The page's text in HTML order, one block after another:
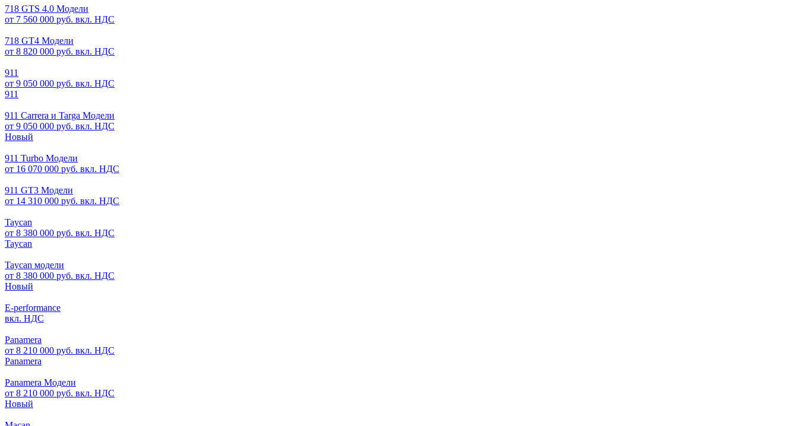
718 GTS 4.0 Модели
от 7 560 000 руб. вкл. НДС
718 GT4 Модели
от 8 820 000 руб. вкл. НДС
911
от 9 050 000 руб. вкл. НДС
911
911 Carrera и Targa Модели
от 9 050 000 руб. вкл. НДС
Новый
911 Turbo Модели
от 16 070 000 руб. вкл. НДС
911 GT3 Модели
от 14 310 000 руб. вкл. НДС
Taycan
от 8 380 000 руб. вкл. НДС
Taycan
Taycan модели
от 8 380 000 руб. вкл. НДС
Новый
E-performance
вкл. НДС
Panamera
от 8 210 000 руб. вкл. НДС
Panamera
Panamera Модели
от 8 210 000 руб. вкл. НДС
Новый